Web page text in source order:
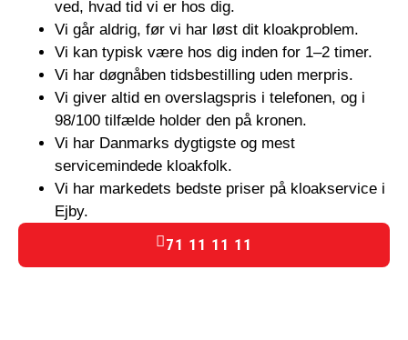
ved, hvad tid vi er hos dig.
Vi går aldrig, før vi har løst dit kloakproblem.
Vi kan typisk være hos dig inden for 1–2 timer.
Vi har døgnåben tidsbestilling uden merpris.
Vi giver altid en overslagspris i telefonen, og i
98/100 tilfælde holder den på kronen.
Vi har Danmarks dygtigste og mest
servicemindede kloakfolk.
Vi har markedets bedste priser på kloakservice i
Ejby.
71 11 11 11